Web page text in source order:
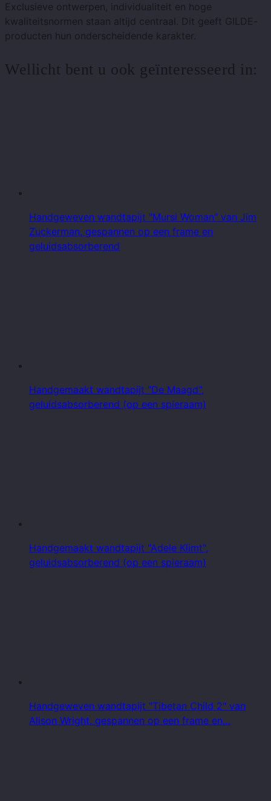
Exclusieve ontwerpen, individualiteit en hoge
kwaliteitsnormen staan ​​altijd centraal. Dit geeft GILDE-
producten hun onderscheidende karakter.
Wellicht bent u ook geïnteresseerd in:
Handgeweven wandtapijt "Mursi Woman" van Jim
Zuckerman, gespannen op een frame en
geluidsabsorberend
Handgemaakt wandtapijt "De Maagd",
geluidsabsorberend (op een spieraam)
Handgemaakt wandtapijt "Adele Klimt",
geluidsabsorberend (op een spieraam)
Handgeweven wandtapijt "Tibetan Child 2" van
Alison Wright, gespannen op een frame en…